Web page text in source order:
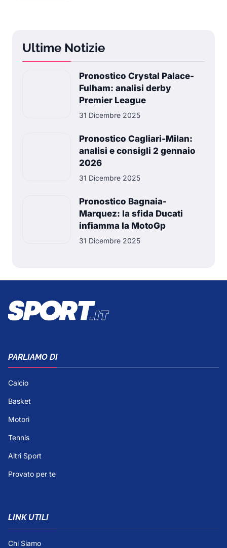
Ultime Notizie
Pronostico Crystal Palace-
Fulham: analisi derby
Premier League
31 Dicembre 2025
Pronostico Cagliari-Milan:
analisi e consigli 2 gennaio
2026
31 Dicembre 2025
Pronostico Bagnaia-
Marquez: la sfida Ducati
infiamma la MotoGp
31 Dicembre 2025
PARLIAMO DI
Calcio
Basket
Motori
Tennis
Altri Sport
Provato per te
LINK UTILI
Chi Siamo